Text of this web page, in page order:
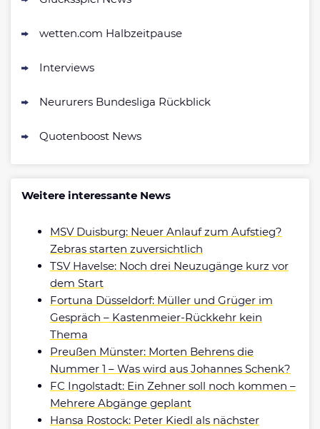
wetten.com Halbzeitpause
Interviews
Neururers Bundesliga Rückblick
Quotenboost News
Weitere interessante News
MSV Duisburg: Neuer Anlauf zum Aufstieg?
Zebras starten zuversichtlich
TSV Havelse: Noch drei Neuzugänge kurz vor
dem Start
Fortuna Düsseldorf: Müller und Grüger im
Gespräch – Kastenmeier-Rückkehr kein
Thema
Preußen Münster: Morten Behrens die
Nummer 1 – Was wird aus Johannes Schenk?
FC Ingolstadt: Ein Zehner soll noch kommen –
Mehrere Abgänge geplant
Hansa Rostock: Peter Kiedl als nächster